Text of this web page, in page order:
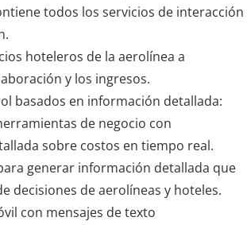
todos los servicios de interacción
hoteleros de la aerolínea a
y los ingresos.
basados en información detallada:
de negocio con
sobre costos en tiempo real.
generar información detallada que
decisiones de aerolíneas y hoteles.
con mensajes de texto